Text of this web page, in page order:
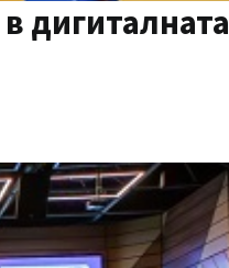
дигиталната